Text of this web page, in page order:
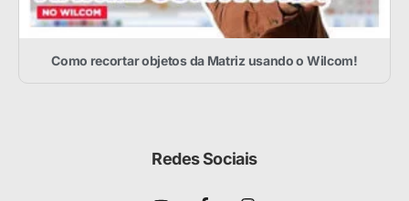
Como recortar objetos da Matriz usando o Wilcom!
Redes Sociais